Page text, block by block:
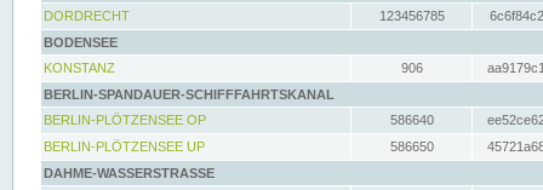
DORDRECHT
123456785
BODENSEE
KONSTANZ
906
BERLIN-SPANDAUER-SCHIFFFAHRTSKANAL
BERLIN-PLÖTZENSEE OP
586640
BERLIN-PLÖTZENSEE UP
586650
DAHME-WASSERSTRASSE